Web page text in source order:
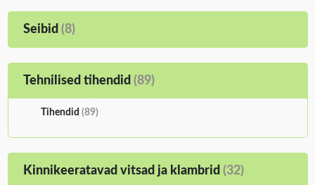
Seibid (8)
Tehnilised tihendid (89)
Tihendid (89)
Kinnikeeratavad vitsad ja klambrid (32)